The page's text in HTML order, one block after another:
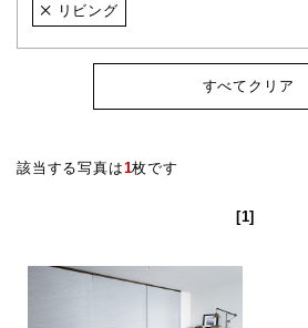
リビング
すべてクリア
該当する写真は1枚です
[1]